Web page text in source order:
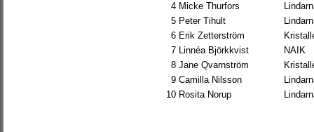
4 Micke Thurfors
5 Peter Tihult
6 Erik Zetterström
7 Linnéa Björkkvist
NAIK
8 Jane Qvarnström
9 Camilla Nilsson
10 Rosita Norup